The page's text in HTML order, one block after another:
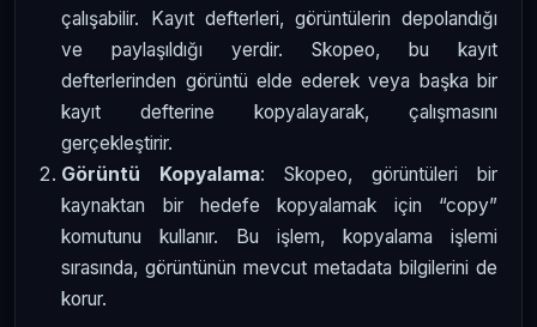
çalışabilir. Kayıt defterleri, görüntülerin depolandığı
ve paylaşıldığı yerdir. Skopeo, bu kayıt
defterlerinden görüntü elde ederek veya başka bir
kayıt defterine kopyalayarak, çalışmasını
gerçekleştirir.
Görüntü Kopyalama: Skopeo, görüntüleri bir
kaynaktan bir hedefe kopyalamak için “copy”
komutunu kullanır. Bu işlem, kopyalama işlemi
sırasında, görüntünün mevcut metadata bilgilerini de
korur.